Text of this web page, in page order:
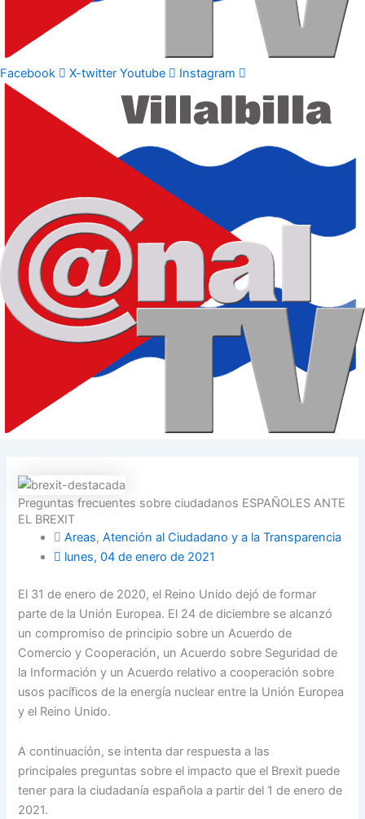
Facebook X-twitter Youtube Instagram
Preguntas frecuentes sobre ciudadanos ESPAÑOLES ANTE
EL BREXIT
Areas,Atención al Ciudadano y a la Transparencia
lunes, 04 de enero de 2021
El 31 de enero de 2020, el Reino Unido dejó de formar
parte de la Unión Europea. El 24 de diciembre se alcanzó
un compromiso de principio sobre un Acuerdo de
Comercio y Cooperación, un Acuerdo sobre Seguridad de
la Información y un Acuerdo relativo a cooperación sobre
usos pacíficos de la energía nuclear entre la Unión Europea
y el Reino Unido.
A continuación, se intenta dar respuesta a las
principales preguntas sobre el impacto que el Brexit puede
tener para la ciudadanía española a partir del 1 de enero de
2021.